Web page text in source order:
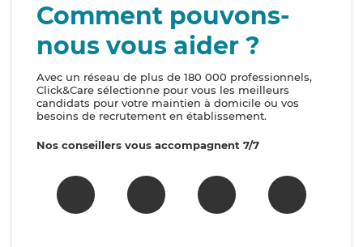
Comment pouvons-
nous vous aider ?
Avec un réseau de plus de 180 000 professionnels,
Click&Care sélectionne pour vous les meilleurs
candidats pour votre maintien à domicile ou vos
besoins de recrutement en établissement.
Nos conseillers vous accompagnent 7/7